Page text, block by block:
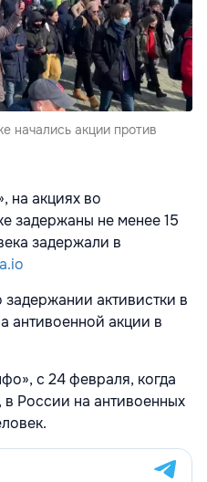
начались акции против
, на акциях во
задержаны не менее 15
задержали в
активистки в
антивоенной акции в
с 24 февраля, когда
в России на антивоенных